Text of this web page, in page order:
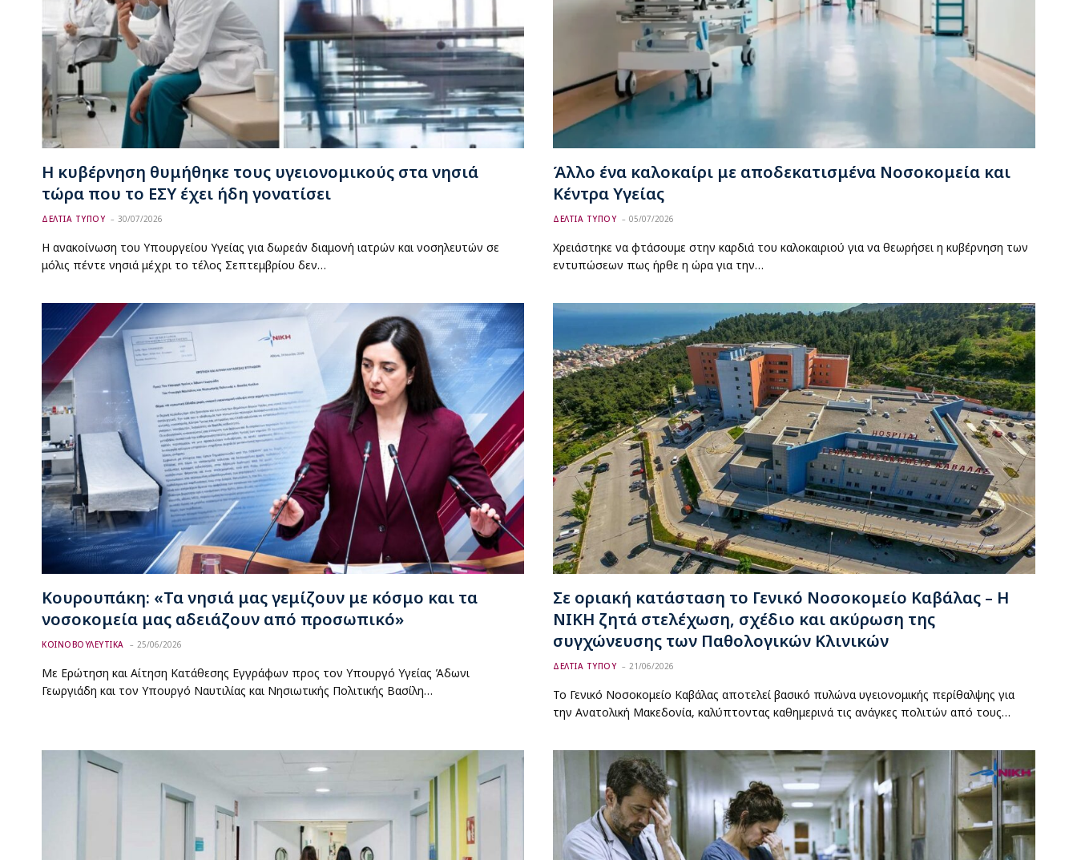
Η κυβέρνηση θυμήθηκε τους υγειονομικούς στα νησιά
τώρα που το ΕΣΥ έχει ήδη γονατίσει
ΔΕΛΤΙΑ ΤΥΠΟΥ 30/07/2026
Η ανακοίνωση του Υπουργείου Υγείας για δωρεάν διαμονή ιατρών και νοσηλευτών σε
μόλις πέντε νησιά μέχρι το τέλος Σεπτεμβρίου δεν…
Άλλο ένα καλοκαίρι με αποδεκατισμένα Νοσοκομεία και
Κέντρα Υγείας
ΔΕΛΤΙΑ ΤΥΠΟΥ 05/07/2026
Χρειάστηκε να φτάσουμε στην καρδιά του καλοκαιριού για να θεωρήσει η κυβέρνηση των
εντυπώσεων πως ήρθε η ώρα για την…
Κουρουπάκη: «Τα νησιά μας γεμίζουν με κόσμο και τα
νοσοκομεία μας αδειάζουν από προσωπικό»
ΚΟΙΝΟΒΟΥΛΕΥΤΙΚΑ 25/06/2026
Με Ερώτηση και Αίτηση Κατάθεσης Εγγράφων προς τον Υπουργό Υγείας Άδωνι
Γεωργιάδη και τον Υπουργό Ναυτιλίας και Νησιωτικής Πολιτικής Βασίλη…
Σε οριακή κατάσταση το Γενικό Νοσοκομείο Καβάλας – Η
ΝΙΚΗ ζητά στελέχωση, σχέδιο και ακύρωση της
συγχώνευσης των Παθολογικών Κλινικών
ΔΕΛΤΙΑ ΤΥΠΟΥ 21/06/2026
Το Γενικό Νοσοκομείο Καβάλας αποτελεί βασικό πυλώνα υγειονομικής περίθαλψης για
την Ανατολική Μακεδονία, καλύπτοντας καθημερινά τις ανάγκες πολιτών από τους…